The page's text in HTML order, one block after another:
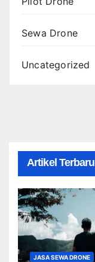
Sewa Drone
Uncategorized
Artikel Terbaru
JASA SEWA DRONE